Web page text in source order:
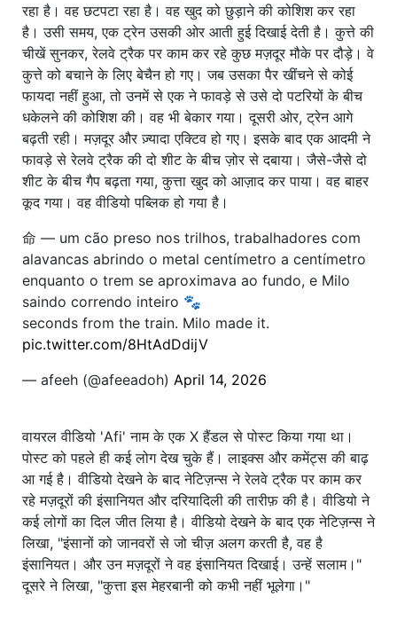
रहा है। वह छटपटा रहा है। वह खुद को छुड़ाने की कोशिश कर रहा
है। उसी समय, एक ट्रेन उसकी ओर आती हुई दिखाई देती है। कुत्ते की
चीखें सुनकर, रेलवे ट्रैक पर काम कर रहे कुछ मज़दूर मौके पर दौड़े। वे
कुत्ते को बचाने के लिए बेचैन हो गए। जब ​​उसका पैर खींचने से कोई
फायदा नहीं हुआ, तो उनमें से एक ने फावड़े से उसे दो पटरियों के बीच
धकेलने की कोशिश की। वह भी बेकार गया। दूसरी ओर, ट्रेन आगे
बढ़ती रही। मज़दूर और ज़्यादा एक्टिव हो गए। इसके बाद एक आदमी ने
फावड़े से रेलवे ट्रैक की दो शीट के बीच ज़ोर से दबाया। जैसे-जैसे दो
शीट के बीच गैप बढ़ता गया, कुत्ता खुद को आज़ाद कर पाया। वह बाहर
कूद गया। वह वीडियो पब्लिक हो गया है।
命 — um cão preso nos trilhos, trabalhadores com
alavancas abrindo o metal centímetro a centímetro
enquanto o trem se aproximava ao fundo, e Milo
saindo correndo inteiro 🐾
seconds from the train. Milo made it.
pic.twitter.com/8HtAdDdijV
— afeeh (@afeeadoh) April 14, 2026
वायरल वीडियो 'Afi' नाम के एक X हैंडल से पोस्ट किया गया था।
पोस्ट को पहले ही कई लोग देख चुके हैं। लाइक्स और कमेंट्स की बाढ़
आ गई है। वीडियो देखने के बाद नेटिज़न्स ने रेलवे ट्रैक पर काम कर
रहे मज़दूरों की इंसानियत और दरियादिली की तारीफ़ की है। वीडियो ने
कई लोगों का दिल जीत लिया है। वीडियो देखने के बाद एक नेटिज़न्स ने
लिखा, "इंसानों को जानवरों से जो चीज़ अलग करती है, वह है
इंसानियत। और उन मज़दूरों ने वह इंसानियत दिखाई। उन्हें सलाम।"
दूसरे ने लिखा, "कुत्ता इस मेहरबानी को कभी नहीं भूलेगा।"